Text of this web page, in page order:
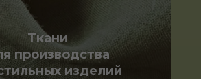
Ткани
производства
изделий